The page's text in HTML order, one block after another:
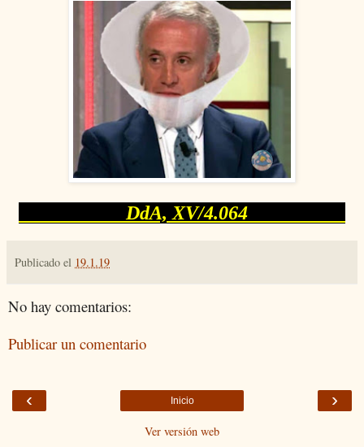
DdA, XV/4.064
Publicado el 19.1.19
No hay comentarios:
Publicar un comentario
‹ ›
Inicio
Ver versión web